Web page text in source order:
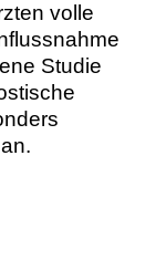
volle
Studie